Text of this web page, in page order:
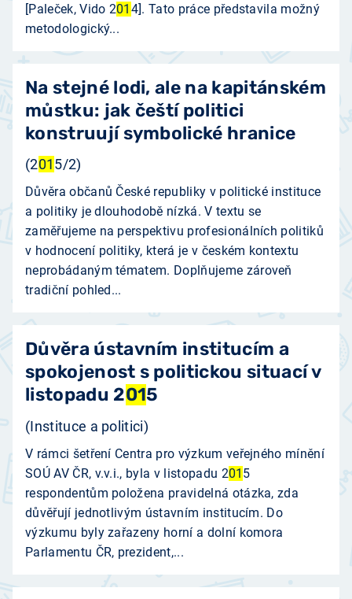
[Paleček, Vido 201 4]. Tato práce představila možný
metodologický...
Na stejné lodi, ale na kapitánském
můstku: jak čeští politici
konstruují symbolické hranice
(2015/2)
Důvěra občanů České republiky v politické instituce
a politiky je dlouhodobě nízká. V textu se
zaměřujeme na perspektivu profesionálních politiků
v hodnocení politiky, která je v českém kontextu
neprobádaným tématem. Doplňujeme zároveň
tradiční pohled...
Důvěra ústavním institucím a
spokojenost s politickou situací v
listopadu 2015
(Instituce a politici)
V rámci šetření Centra pro výzkum veřejného mínění
SOÚ AV ČR, v.v.i., byla v listopadu 201 5
respondentům položena pravidelná otázka, zda
důvěřují jednotlivým ústavním institucím. Do
výzkumu byly zařazeny horní a dolní komora
Parlamentu ČR, prezident,...